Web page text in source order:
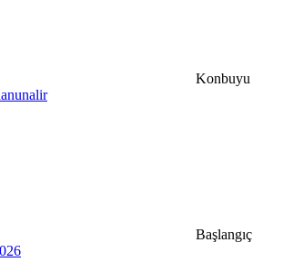
Konbuyu
Başlangıç